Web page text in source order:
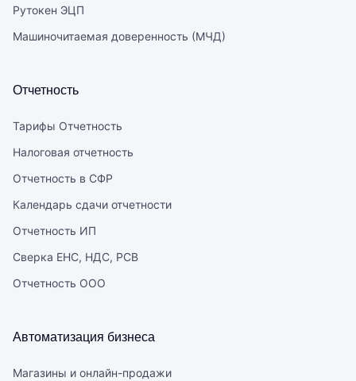
Рутокен ЭЦП
Машиночитаемая доверенность (МЧД)
Отчетность
Тарифы Отчетность
Налоговая отчетность
Отчетность в СФР
Календарь сдачи отчетности
Отчетность ИП
Сверка ЕНС, НДС, РСВ
Отчетность ООО
Автоматизация бизнеса
Магазины и онлайн-продажи